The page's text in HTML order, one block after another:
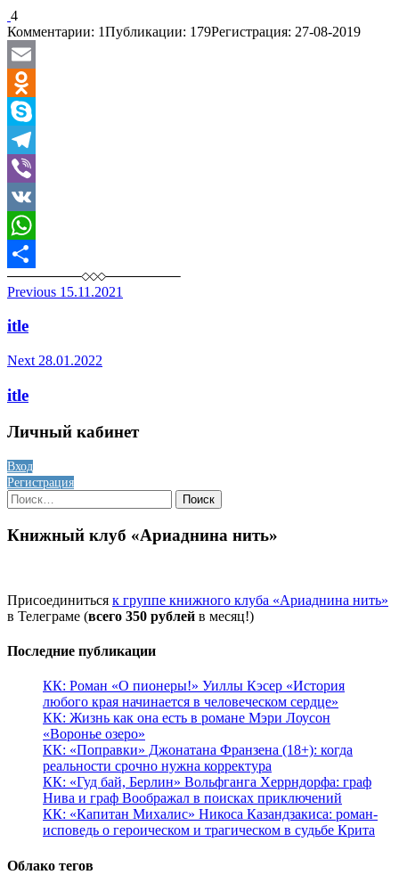
4
Комментарии: 1Публикации: 179Регистрация: 27-08-2019
Email
Odnoklassniki
Skype
Telegram
Viber
VK
WhatsApp
Отправить
Post
navigation
Previous 15.11.2021
itle
Next 28.01.2022
itle
Личный кабинет
Вход
Регистрация
Найти:
Книжный клуб «Ариаднина нить»
Присоединиться к группе книжного клуба «Ариаднина нить»
в Телеграме (всего 350 рублей в месяц!)
Последние публикации
КК: Роман «О пионеры!» Уиллы Кэсер «История
любого края начинается в человеческом сердце»
КК: Жизнь как она есть в романе Мэри Лоусон
«Воронье озеро»
КК: «Поправки» Джонатана Франзена (18+): когда
реальности срочно нужна корректура
КК: «Гуд бай, Берлин» Вольфганга Херрндорфа: граф
Нива и граф Воображал в поисках приключений
КК: «Капитан Михалис» Никоса Казандзакиса: роман-
исповедь о героическом и трагическом в судьбе Крита
Облако тегов